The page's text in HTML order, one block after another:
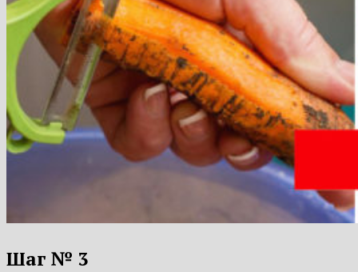
Шаг № 3